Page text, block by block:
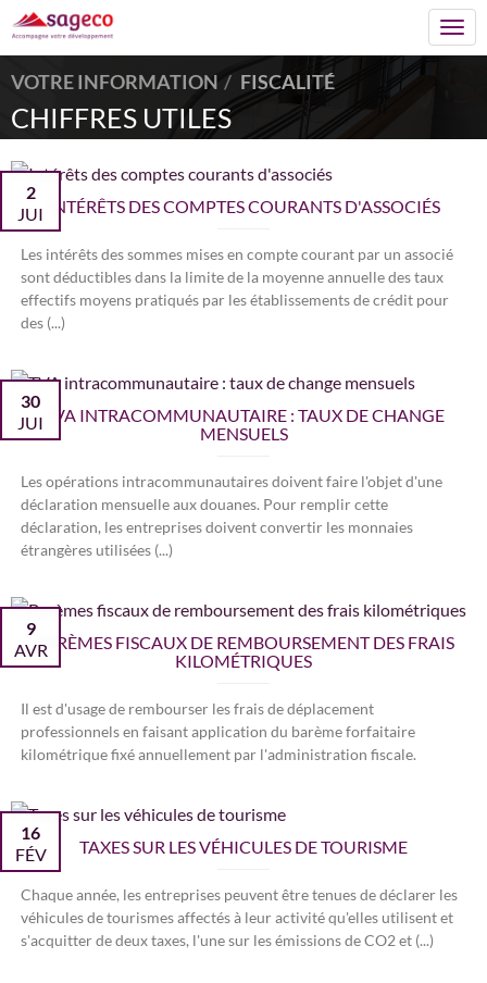
VOTRE INFORMATION FISCALITÉ
CHIFFRES UTILES
INTÉRÊTS DES COMPTES COURANTS D'ASSOCIÉS
2
JUI
Les intérêts des sommes mises en compte courant par un associé
sont déductibles dans la limite de la moyenne annuelle des taux
effectifs moyens pratiqués par les établissements de crédit pour
des (...)
TVA INTRACOMMUNAUTAIRE : TAUX DE CHANGE
MENSUELS
30
JUI
Les opérations intracommunautaires doivent faire l'objet d'une
déclaration mensuelle aux douanes. Pour remplir cette
déclaration, les entreprises doivent convertir les monnaies
étrangères utilisées (...)
BARÈMES FISCAUX DE REMBOURSEMENT DES FRAIS
KILOMÉTRIQUES
9
AVR
Il est d'usage de rembourser les frais de déplacement
professionnels en faisant application du barème forfaitaire
kilométrique fixé annuellement par l'administration fiscale.
TAXES SUR LES VÉHICULES DE TOURISME
16
FÉV
Chaque année, les entreprises peuvent être tenues de déclarer les
véhicules de tourismes affectés à leur activité qu'elles utilisent et
s'acquitter de deux taxes, l'une sur les émissions de CO2 et (...)